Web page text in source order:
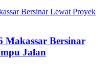
Makassar Bersinar
Jalan